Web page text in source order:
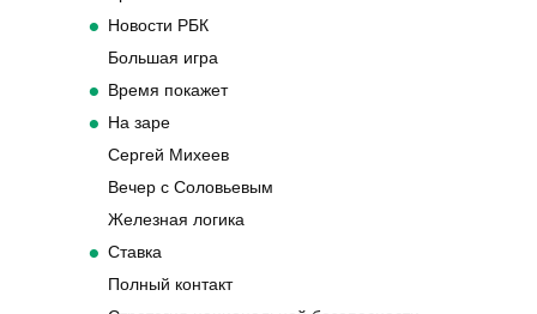
Новости РБК
Большая игра
Время покажет
На заре
Сергей Михеев
Вечер с Соловьевым
Железная логика
Ставка
Полный контакт